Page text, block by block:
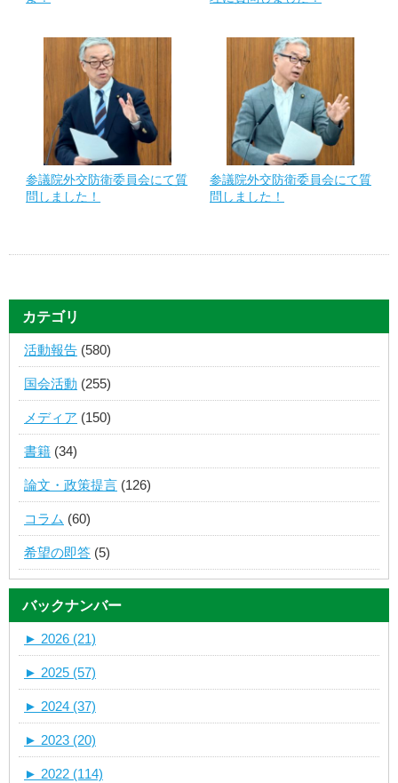
参議院外交防衛委員会にて質
問しました！
参議院外交防衛委員会にて質
問しました！
カテゴリ
活動報告 (580)
国会活動 (255)
メディア (150)
書籍 (34)
論文・政策提言 (126)
コラム (60)
希望の即答 (5)
バックナンバー
► 2026 (21)
► 2025 (57)
► 2024 (37)
► 2023 (20)
► 2022 (114)